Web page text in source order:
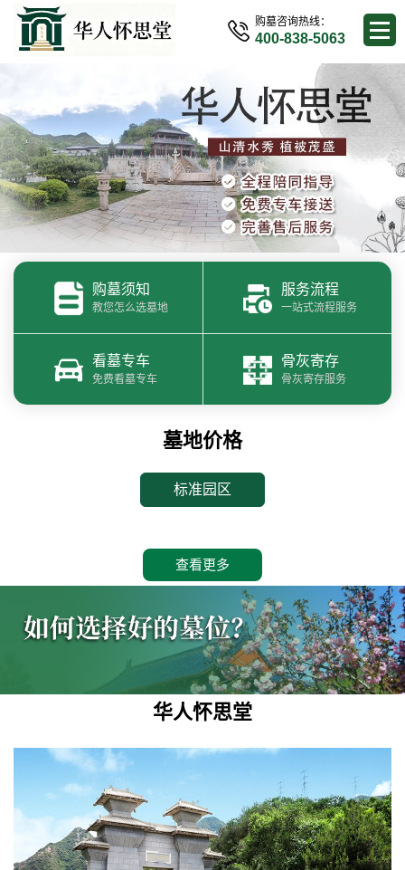
购墓咨询热线：
400-838-5063
购墓须知
教您怎么选墓地
服务流程
一站式流程服务
看墓专车
免费看墓专车
骨灰寄存
骨灰寄存服务
墓地价格
标准园区
查看更多
华人怀思堂